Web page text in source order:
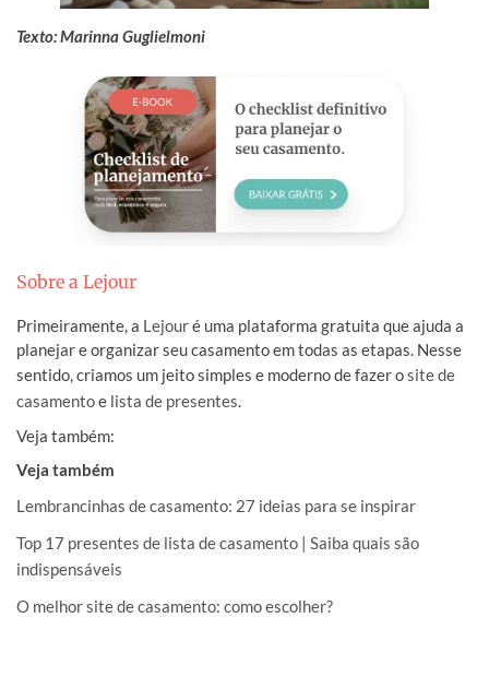
Texto:Marinna Guglielmoni
Sobre a Lejour
Primeiramente, a Lejouré uma plataforma gratuita que ajuda a
planejar e organizar seu casamento em todas as etapas. Nesse
sentido, criamos um jeito simples e moderno de fazer osite de
casamentoe lista de presentes.
Veja também:
Veja também
Lembrancinhas de casamento: 27 ideias para se inspirar
Top 17 presentes de lista de casamento | Saiba quais são
indispensáveis
O melhor site de casamento: como escolher?